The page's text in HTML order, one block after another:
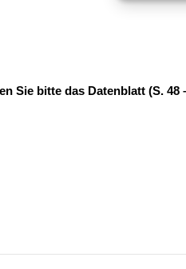
Sie bitte das Datenblatt (S. 48